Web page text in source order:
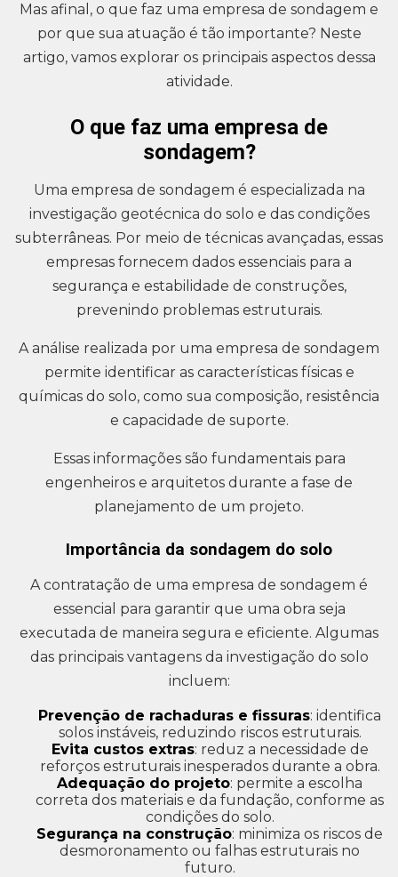
Mas afinal, o que faz uma empresa de sondagem e
por que sua atuação é tão importante? Neste
artigo, vamos explorar os principais aspectos dessa
atividade.
O que faz uma empresa de
sondagem?
Uma empresa de sondagem é especializada na
investigação geotécnica do solo e das condições
subterrâneas. Por meio de técnicas avançadas, essas
empresas fornecem dados essenciais para a
segurança e estabilidade de construções,
prevenindo problemas estruturais.
A análise realizada por uma empresa de sondagem
permite identificar as características físicas e
químicas do solo, como sua composição, resistência
e capacidade de suporte.
Essas informações são fundamentais para
engenheiros e arquitetos durante a fase de
planejamento de um projeto.
Importância da sondagem do solo
A contratação de uma empresa de sondagem é
essencial para garantir que uma obra seja
executada de maneira segura e eficiente. Algumas
das principais vantagens da investigação do solo
incluem:
Prevenção de rachaduras e fissuras: identifica
solos instáveis, reduzindo riscos estruturais.
Evita custos extras: reduz a necessidade de
reforços estruturais inesperados durante a obra.
Adequação do projeto: permite a escolha
correta dos materiais e da fundação, conforme as
condições do solo.
Segurança na construção: minimiza os riscos de
desmoronamento ou falhas estruturais no
futuro.